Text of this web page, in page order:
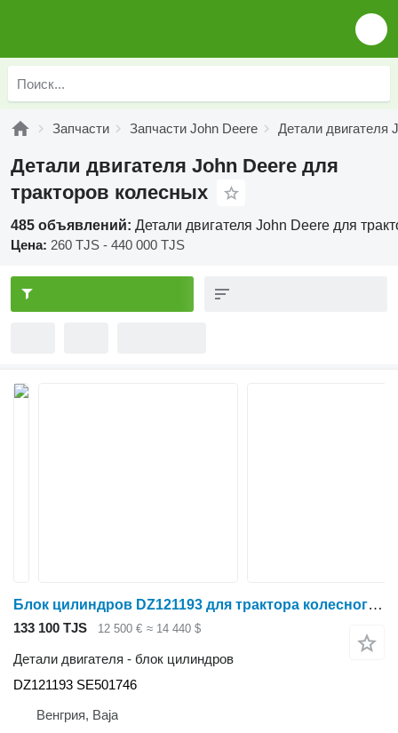
Запчасти Запчасти John Deere Детали двигателя
Детали двигателя John Deere для
тракторов колесных
485 объявлений: Детали двигателя John Deere для
Цена: 260 TJS - 440 000 TJS
Блок цилиндров DZ121193 для трактора колесного John Deere 6090
133 100 TJS 12 500 € ≈ 14 440 $
Детали двигателя - блок цилиндров
DZ121193 SE501746
Венгрия, Baja